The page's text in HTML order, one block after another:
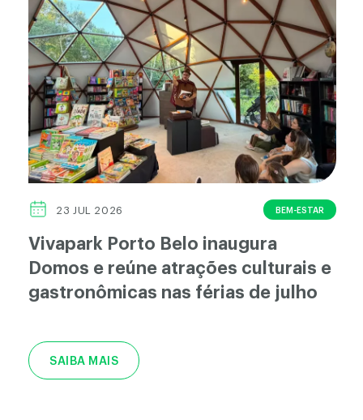
23 JUL 2026 BEM-ESTAR
Vivapark Porto Belo inaugura
Domos e reúne atrações culturais e
gastronômicas nas férias de julho
SAIBA MAIS